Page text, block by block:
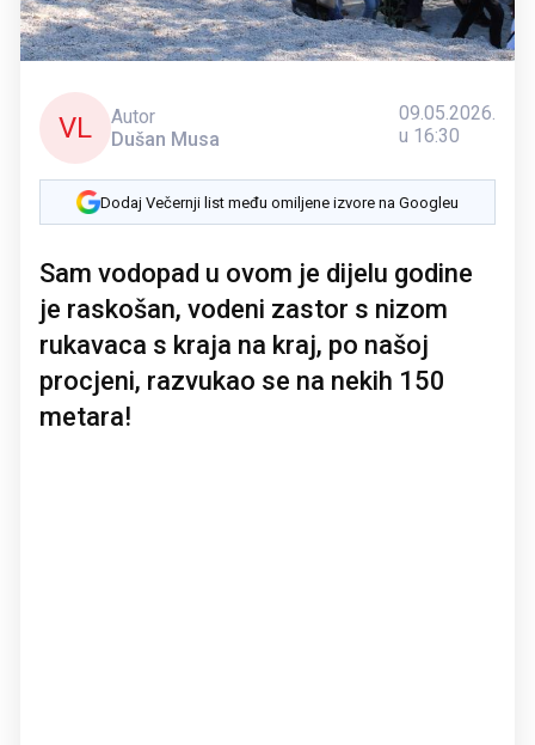
VL
Autor
Dušan Musa
09.05.2026.
u 16:30
Dodaj Večernji list među omiljene izvore na Googleu
Sam vodopad u ovom je dijelu godine
je raskošan, vodeni zastor s nizom
rukavaca s kraja na kraj, po našoj
procjeni, razvukao se na nekih 150
metara!